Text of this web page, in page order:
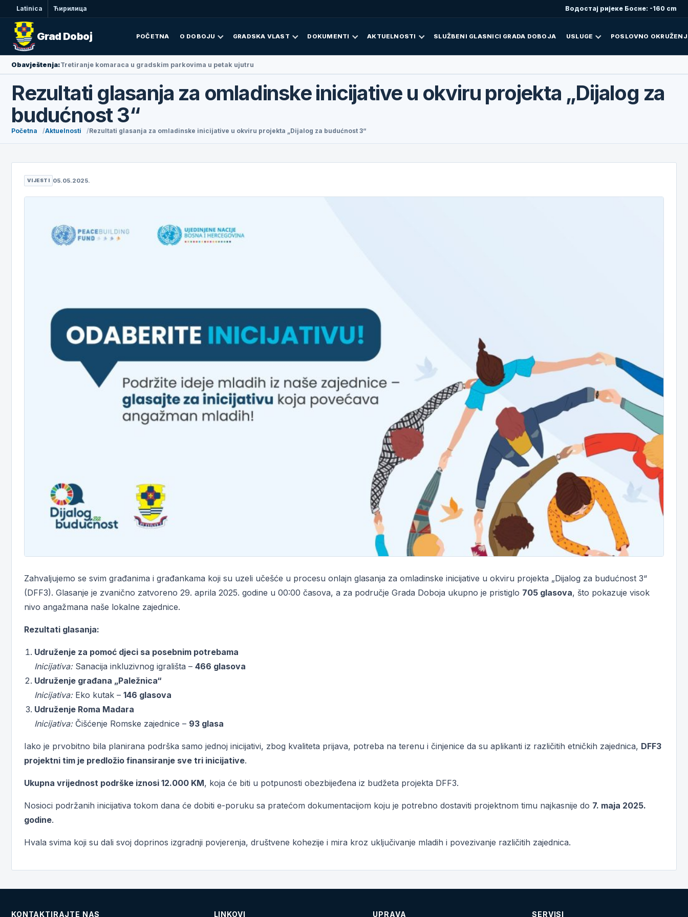
Latinica Ћирилица Водостај ријеке Босне: -160 cm
Grad Doboj POČETNA O DOBOJU GRADSKA VLAST DOKUMENTI AKTUELNOSTI SLUŽBENI GLASNICI GRADA DOBOJA USLUGE POSLOVNO
Obavještenja:Ambasadorka Narodne Republike Kine u BiH Li Fan posjetila Doboj
Rezultati glasanja za omladinske inicijative u okviru projekta „Dijalog za
budućnost 3“
Početna Aktuelnosti Rezultati glasanja za omladinske inicijative u okviru projekta „Dijalog za budućnost 3“
VIJESTI 05.05.2025.
Zahvaljujemo se svim građanima i građankama koji su uzeli učešće u procesu onlajn glasanja za omladinske inicijative u okviru projekta „Dijalog za budućnost 3“
(DFF3). Glasanje je zvanično zatvoreno 29. aprila 2025. godine u 00:00 časova, a za područje Grada Doboja ukupno je pristiglo 705 glasova, što pokazuje visok
nivo angažmana naše lokalne zajednice.
Rezultati glasanja:
Udruženje za pomoć djeci sa posebnim potrebama
Inicijativa:Sanacija inkluzivnog igrališta – 466 glasova
Udruženje građana „Paležnica“
Inicijativa:Eko kutak – 146 glasova
Udruženje Roma Madara
Inicijativa:Čišćenje Romske zajednice – 93 glasa
Iako je prvobitno bila planirana podrška samo jednoj inicijativi, zbog kvaliteta prijava, potreba na terenu i činjenice da su aplikanti iz različitih etničkih zajednica, DFF3
projektni tim je predložio finansiranje sve tri inicijative.
Ukupna vrijednost podrške iznosi 12.000 KM, koja će biti u potpunosti obezbijeđena iz budžeta projekta DFF3.
Nosioci podržanih inicijativa tokom dana će dobiti e-poruku sa pratećom dokumentacijom koju je potrebno dostaviti projektnom timu najkasnije do 7. maja 2025.
godine.
Hvala svima koji su dali svoj doprinos izgradnji povjerenja, društvene kohezije i mira kroz uključivanje mladih i povezivanje različitih zajednica.
KONTAKTIRAJTE NAS LINKOVI UPRAVA SERVISI